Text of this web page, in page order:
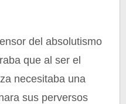
del absolutismo
que al ser el
necesitaba una
sus perversos